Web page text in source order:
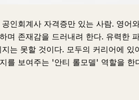
인회계사 자격증만 있는 사람. 영어
며 존재감을 드러내려 한다. 유력한
는 못할 것이다. 모두의 커리어에 있
를 보여주는 '안티 롤모델' 역할을 한